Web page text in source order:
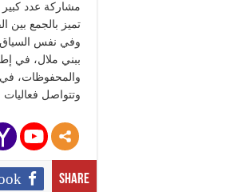
مشاركة عدد كبير
تميز بالجمع بين
وفي نفس السياق
ببني ملال، في
والمحفوظات، في
وتتواصل فعاليات
Share